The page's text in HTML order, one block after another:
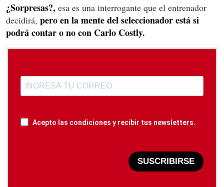
¿Sorpresas?, esa es una interrogante que el entrenador
decidirá, pero en la mente del seleccionador está si
podrá contar o no con Carlo Costly.
Acepto las condiciones y recibir tus newsletters.
SUSCRIBIRSE